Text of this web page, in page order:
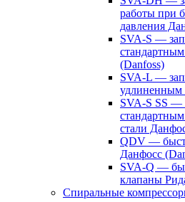
работы при
давления
SVA-S —
(Danfoss)
SVA-L —
удлиненным
SVA-S SS —
стали
QDV —
Данфосс
SVA-Q —
клапаны
Спиральные